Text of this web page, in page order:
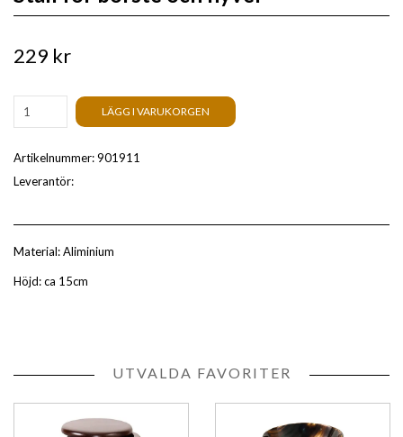
229 kr
LÄGG I VARUKORGEN
Artikelnummer:901911
Leverantör:
Material: Aliminium
Höjd: ca 15cm
UTVALDA FAVORITER